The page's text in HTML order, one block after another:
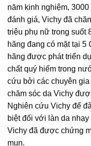
năm kinh nghiệm,
đánh giá, Vichy đã
triệu phụ nữ trong suốt
hãng đang có mặt tại
hãng được phát triển
chất quý hiếm trong
cứu bởi các chuyên
chăm sóc da Vichy
Nghiên cứu Vichy để
biệt đối với làn da
Vichy đã được chứng
mụn.